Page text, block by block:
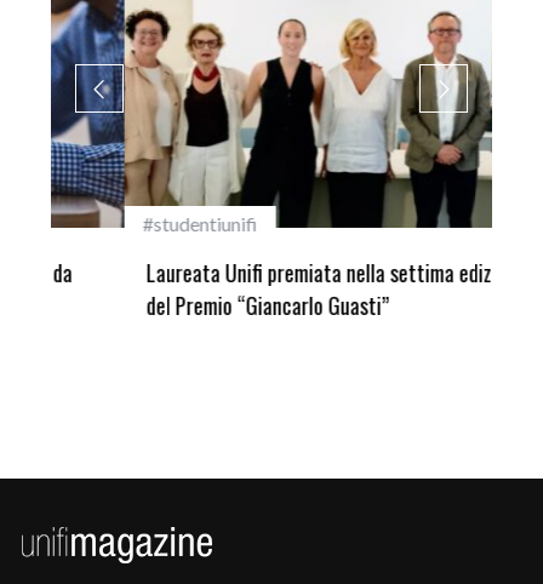
#studentiunifi
Laureata Unifi premiata nella settima edizione
del Premio “Giancarlo Guasti”